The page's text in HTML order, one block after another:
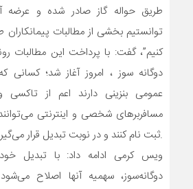
طریق حواله گاز صادر شده و عرضه
کنیم”، گفت: با پرداخت این مطالبات
دوگانه سوز ، امروز آغاز شد؛
عمومی بنزینی دارند اعم از
مسافربرهای شخصی و اینترنتی
.ثبت نام کنند و در نوبت تبدیل قرار
ویس کرمی ادامه داد: با تبدیل
دوگانه‌سوز، سهمیه آنها اصلاح